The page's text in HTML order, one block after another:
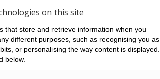
on this site
that store and retrieve information when you
different purposes, such as recognising you as
or personalising the way content is displayed.
below.